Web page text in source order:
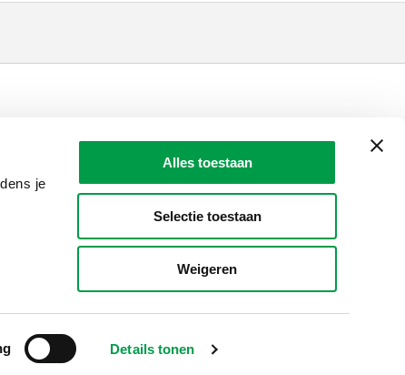
je
Details tonen
Alles toestaan
Selectie toestaan
Weigeren
meldingen & fraudebestrijding